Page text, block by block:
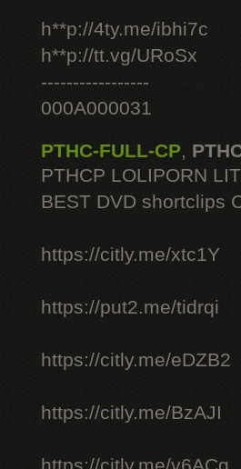
h**p://4ty.me/ibhi7c
h**p://tt.vg/URoSx
-----------------
000A000031
PTHC-FULL-CP,
PTHCP LOLIPORN
BEST DVD shortclips
https://citly.me/xtc1Y
https://put2.me/tidrqi
https://citly.me/eDZB2
https://citly.me/BzAJI